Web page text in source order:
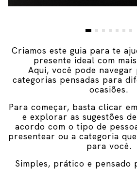
Criamos este guia para te
presente ideal com
Aqui, você pode
categorias pensadas para
ocasiões.
Para começar, basta clicar
e explorar as sugestões
acordo com o tipo de
presentear ou a categoria
para você.
Simples, prático e pensado